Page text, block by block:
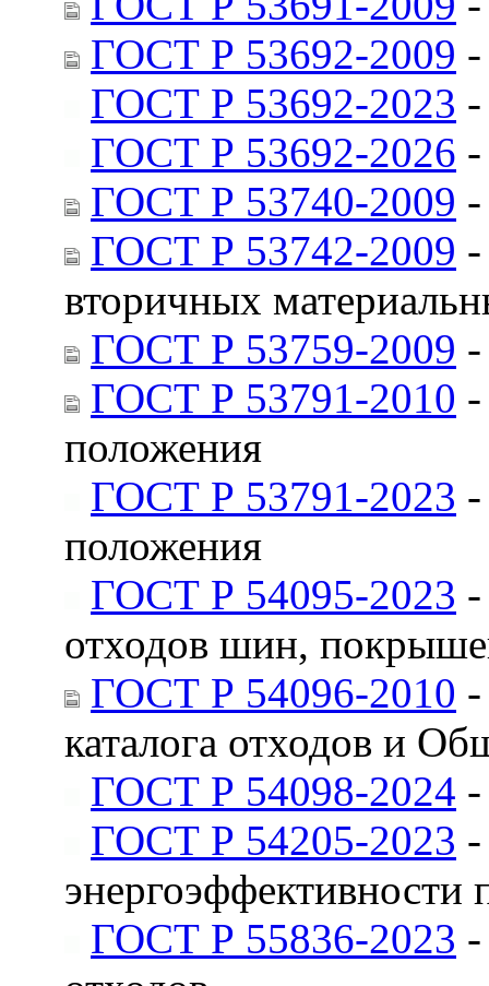
ГОСТ Р 53692-2009
ГОСТ Р 53692-2023
ГОСТ Р 53692-2026
ГОСТ Р 53740-2009
ГОСТ Р 53742-2009
вторичных
ГОСТ Р 53759-2009
ГОСТ Р 53791-2010
положения
ГОСТ Р 53791-2023
положения
ГОСТ Р 54095-2023
отходов шин,
ГОСТ Р 54096-2010
каталога отходов и
ГОСТ Р 54098-2024
ГОСТ Р 54205-2023
энергоэффективности
ГОСТ Р 55836-2023